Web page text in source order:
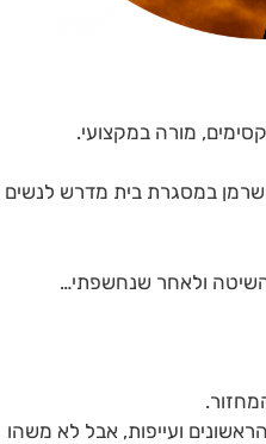
מורה במקצועי.
במסגרת בית מדרש לנשים
ולאחר שנחשפתי…
ועייפות, אבל לא משהו